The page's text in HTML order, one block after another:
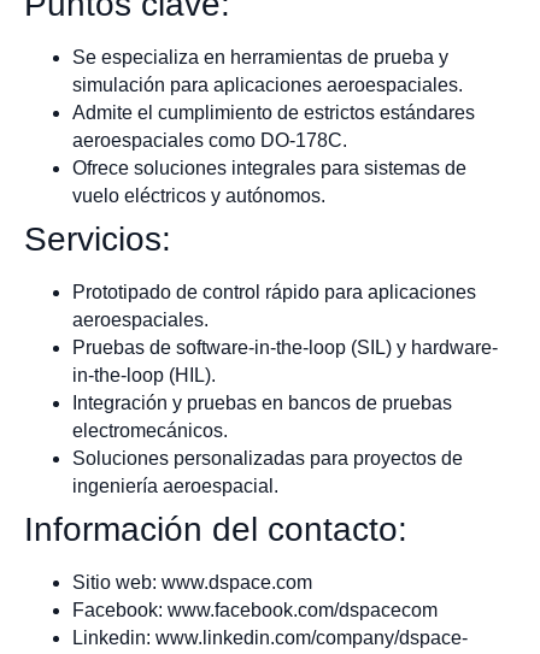
Se especializa en herramientas de prueba y
simulación para aplicaciones aeroespaciales.
Admite el cumplimiento de estrictos estándares
aeroespaciales como DO-178C.
Ofrece soluciones integrales para sistemas de
vuelo eléctricos y autónomos.
Servicios:
Prototipado de control rápido para aplicaciones
aeroespaciales.
Pruebas de software-in-the-loop (SIL) y hardware-
in-the-loop (HIL).
Integración y pruebas en bancos de pruebas
electromecánicos.
Soluciones personalizadas para proyectos de
ingeniería aeroespacial.
Información del contacto:
Sitio web: www.dspace.com
Facebook: www.facebook.com/dspacecom
Linkedin: www.linkedin.com/company/dspace-